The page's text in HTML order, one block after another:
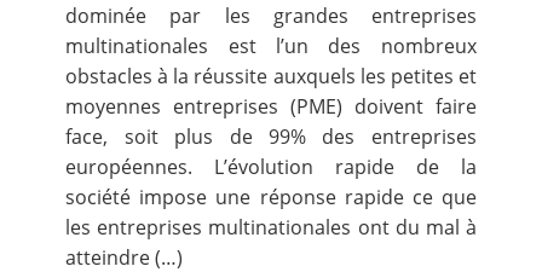
dominée par les grandes entreprises
multinationales est l’un des nombreux
obstacles à la réussite auxquels les petites et
moyennes entreprises (PME) doivent faire
face, soit plus de 99% des entreprises
européennes. L’évolution rapide de la
société impose une réponse rapide ce que
les entreprises multinationales ont du mal à
atteindre (…)